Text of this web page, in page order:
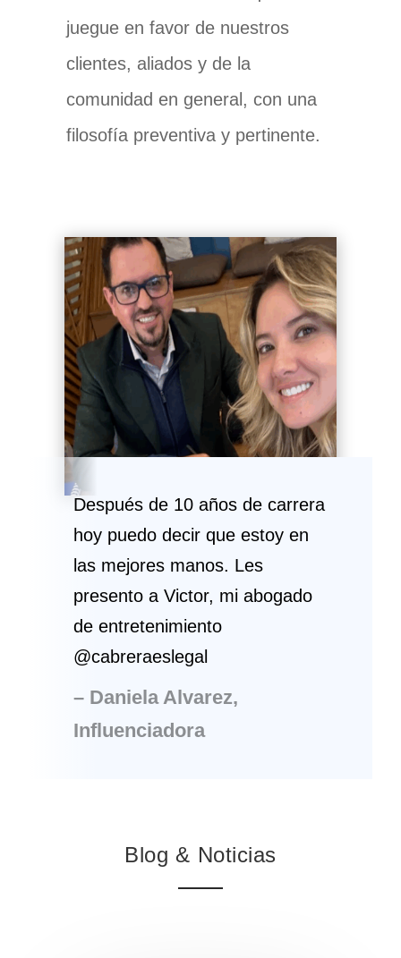
juegue en favor de nuestros
clientes, aliados y de la
comunidad en general, con una
filosofía preventiva y pertinente.
Después de 10 años de carrera
hoy puedo decir que estoy en
las mejores manos. Les
presento a Victor, mi abogado
de entretenimiento
@cabreraeslegal
– Daniela Alvarez,
Influenciadora
Blog & Noticias